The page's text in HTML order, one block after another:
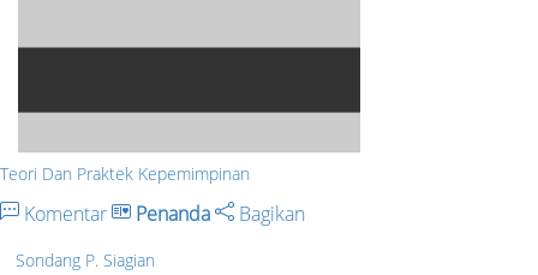
Teori Dan Praktek Kepemimpinan
Komentar Penanda Bagikan
Sondang P. Siagian